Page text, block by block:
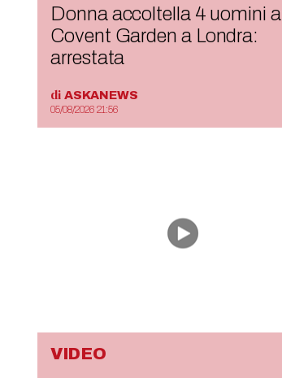
Donna accoltella 4 uomini a
Covent Garden a Londra:
arrestata
di ASKANEWS
05/08/2026 21:56
VIDEO